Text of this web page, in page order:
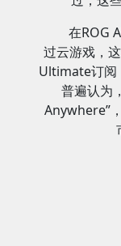
在ROG
过云游戏，
Ultimate订阅
普遍认为
Anywhere”